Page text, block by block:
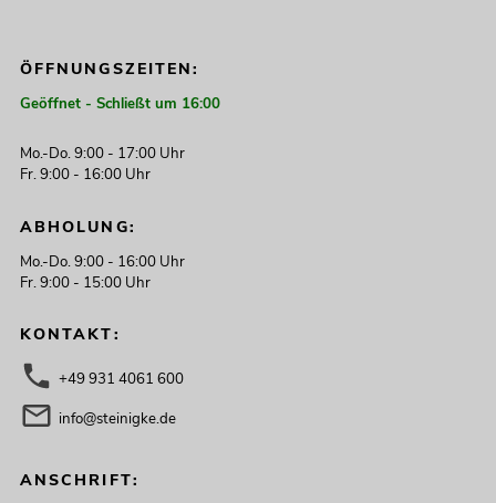
ÖFFNUNGSZEITEN:
Geöffnet - Schließt um 16:00
Mo.-Do. 9:00 - 17:00 Uhr
Fr. 9:00 - 16:00 Uhr
ABHOLUNG:
Mo.-Do. 9:00 - 16:00 Uhr
Fr. 9:00 - 15:00 Uhr
KONTAKT:
+49 931 4061 600
info@steinigke.de
ANSCHRIFT: